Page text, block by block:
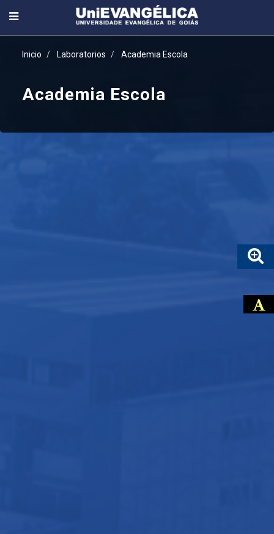
Inicio Laboratorios Academia Escola
Academia Escola